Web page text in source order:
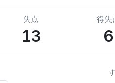
失点
13
得失
6